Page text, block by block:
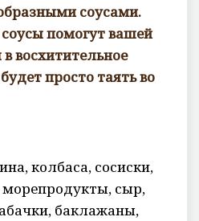
соусами.
помогут вашей
восхитительное
просто таять во
колбаса, сосиски,
сыр,
баклажаны,